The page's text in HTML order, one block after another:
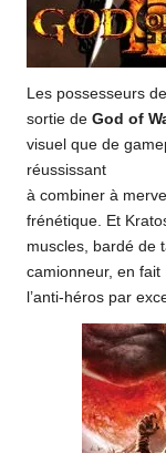
Les possesseurs
sortie de God of
visuel que de
réussissant
à combiner à
frénétique. Et
muscles, bardé de
camionneur, en fait
l’anti-héros par